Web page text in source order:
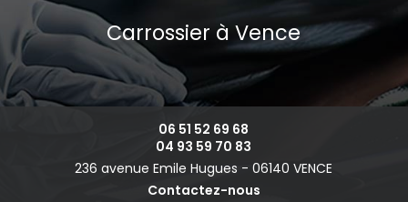
Carrossier à Vence
06 51 52 69 68
04 93 59 70 83
236 avenue Emile Hugues -06140 VENCE
Contactez-nous